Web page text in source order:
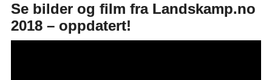
Se bilder og film fra Landskamp.no
2018 – oppdatert!